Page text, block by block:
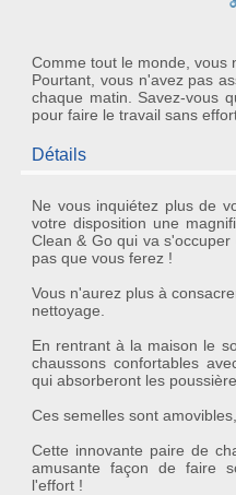
Comme tout le monde, vous
Pourtant, vous n'avez pas
chaque matin. Savez-vous
pour faire le travail sans
Détails
Ne vous inquiétez plus de
votre disposition une
Clean & Goqui va s'occuper
pas que vous ferez !
Vous n'aurez plus à
nettoyage.
En rentrant à la maison le
chaussons confortables
qui absorberont les
Ces semelles sont
Cette innovante paire de
amusante façon de faire
l'effort !